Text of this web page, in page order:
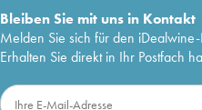
Bleiben Sie mit uns in Kontakt
Melden Sie sich für den
Erhalten Sie direkt in Ihr Postfach